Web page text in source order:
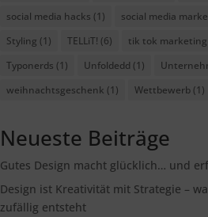
social media hacks (1) social media
Styling (1) TELLiT! (6) tik tok marketing
Typonerds (1) Unfoldedd (1)
weihnachtsgeschenk (1) Wettbewerb (1)
Neueste Beiträge
Gutes Design macht glücklich… und
Design ist Kreativität mit Strategie –
zufällig entsteht